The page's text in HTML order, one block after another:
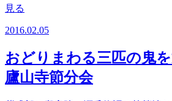
見る
2016.02.05
おどりまわる三匹の鬼
廬山寺節分会